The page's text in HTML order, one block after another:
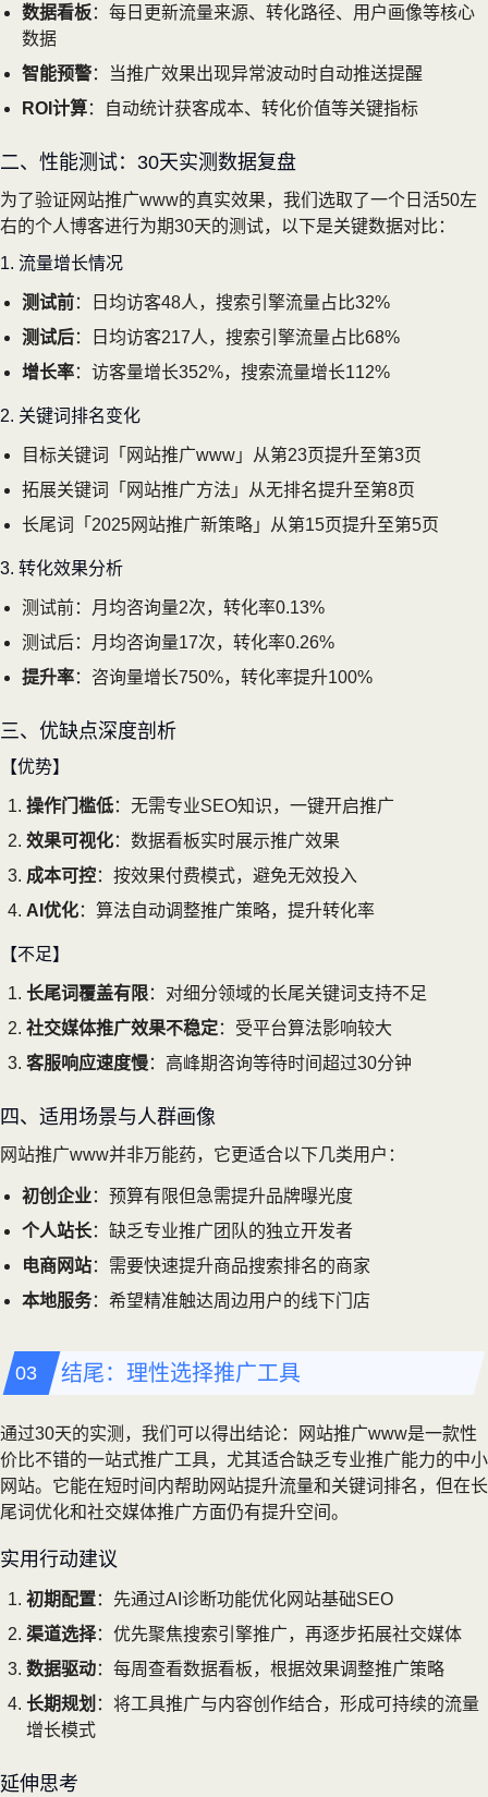
数据看板：每日更新流量来源、转化路径、用户画像等核心
数据
智能预警：当推广效果出现异常波动时自动推送提醒
ROI计算：自动统计获客成本、转化价值等关键指标
二、性能测试：30天实测数据复盘
为了验证网站推广www的真实效果，我们选取了一个日活50左
右的个人博客进行为期30天的测试，以下是关键数据对比：
1. 流量增长情况
测试前：日均访客48人，搜索引擎流量占比32%
测试后：日均访客217人，搜索引擎流量占比68%
增长率：访客量增长352%，搜索流量增长112%
2. 关键词排名变化
目标关键词「网站推广www」从第23页提升至第3页
拓展关键词「网站推广方法」从无排名提升至第8页
长尾词「2025网站推广新策略」从第15页提升至第5页
3. 转化效果分析
测试前：月均咨询量2次，转化率0.13%
测试后：月均咨询量17次，转化率0.26%
提升率：咨询量增长750%，转化率提升100%
三、优缺点深度剖析
【优势】
操作门槛低：无需专业SEO知识，一键开启推广
效果可视化：数据看板实时展示推广效果
成本可控：按效果付费模式，避免无效投入
AI优化：算法自动调整推广策略，提升转化率
【不足】
长尾词覆盖有限：对细分领域的长尾关键词支持不足
社交媒体推广效果不稳定：受平台算法影响较大
客服响应速度慢：高峰期咨询等待时间超过30分钟
四、适用场景与人群画像
网站推广www并非万能药，它更适合以下几类用户：
初创企业：预算有限但急需提升品牌曝光度
个人站长：缺乏专业推广团队的独立开发者
电商网站：需要快速提升商品搜索排名的商家
本地服务：希望精准触达周边用户的线下门店
结尾：理性选择推广工具
通过30天的实测，我们可以得出结论：网站推广www是一款性
价比不错的一站式推广工具，尤其适合缺乏专业推广能力的中小
网站。它能在短时间内帮助网站提升流量和关键词排名，但在长
尾词优化和社交媒体推广方面仍有提升空间。
实用行动建议
初期配置：先通过AI诊断功能优化网站基础SEO
渠道选择：优先聚焦搜索引擎推广，再逐步拓展社交媒体
数据驱动：每周查看数据看板，根据效果调整推广策略
长期规划 ：将工具推广与内容创作结合，形成可持续的流量
增长模式
延伸思考